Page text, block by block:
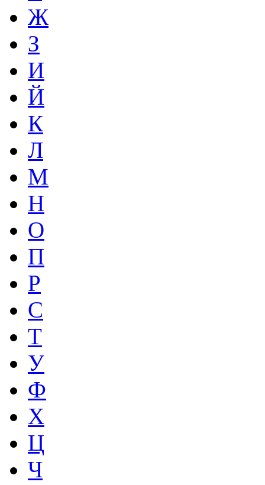
Ж
З
И
Й
К
Л
М
Н
О
П
Р
С
Т
У
Ф
Х
Ц
Ч